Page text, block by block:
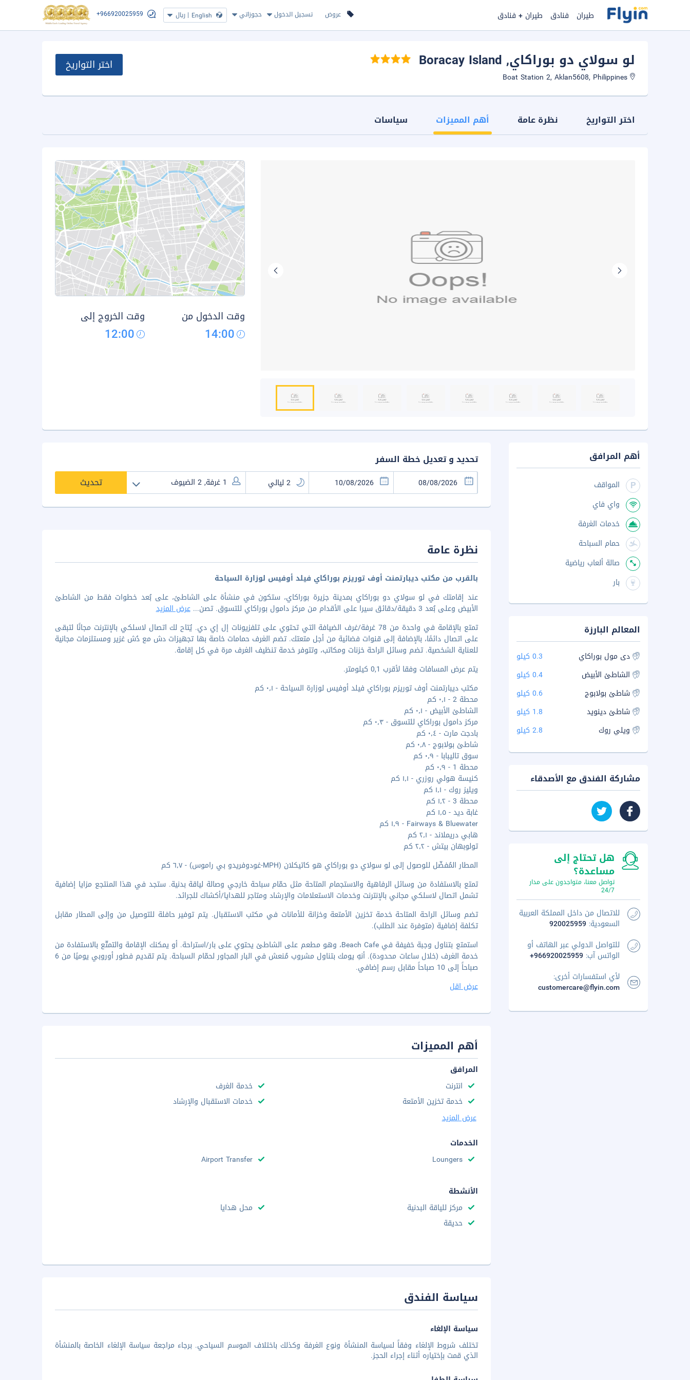
عروض تسجيل الدخول حجوزاتي English
| ريال +966920025959 طيران فنادق طيران + فنادق
لو سولاي دو بوراكاي, Boracay Island اختر التواريخ
اختر التواريخ نظرة عامة أهم المميزات سياسات
وقت الدخول من
14:00
وقت الخروج إلى
12:00
تحديد و تعديل خطة السفر
تحديث
نظرة عامة
بالقرب من مكتب ديبارتمنت أوف توريزم بوراكاي فيلد أوفيس لوزارة السياحة
عند إقامتك في لو سولاي دو بوراكاي بمدينة جزيرة بوراكاي، ستكون في منشأة على الشاطئ، على بُعد خطوات فقط من الشاطئ
الأبيض وعلى بُعد 3 دقيقة/دقائق سيرا على الأقدام من مركز دامول بوراكاي للتسوق. تصن
...عرض المزيد
تمتع بالإقامة في واحدة من 78 غرفة/غرف الضيافة التي تحتوي على تلفزيونات إل إي دي. يُتاح لك اتصال لاسلكي بالإنترنت مجانًا لتبقى
على اتصال دائمًا، بالإضافة إلى قنوات فضائية من أجل متعتك. تضم الغرف حمامات خاصة بها تجهيزات دش مع دُش غزير ومستلزمات مجانية
للعناية الشخصية. تضم وسائل الراحة خزنات ومكاتب، وتتوفر خدمة تنظيف الغرف مرة في كل إقامة.
يتم عرض المسافات وفقا لأقرب 0,1 كيلومتر.
مكتب ديبارتمنت أوف توريزم بوراكاي فيلد أوفيس لوزارة السياحة - ٠٫١ كم
محطة 2 - ٠٫١ كم
الشاطئ الأبيض - ٠٫١ كم
مركز دامول بوراكاي للتسوق - ٠٫٣ كم
بادجت مارت - ٠٫٤ كم
شاطئ بولابوج - ٠٫٨ كم
سوق تاليبابا - ٠٫٩ كم
محطة 1 - ٠٫٩ كم
كنيسة هولي روزري - ١٫١ كم
ويليز روك - ١٫١ كم
محطة 3 - ١٫٢ كم
غابة ديد - ١٫٥ كم
Fairways & Bluewater - ١٫٩ كم
هابي دريملاند - ٢٫١ كم
تولوبهان بيتش - ٢٫٢ كم
المطار المُفضّل للوصول إلى لو سولاي دو بوراكاي هو كاتيكلان (MPH-غودوفريدو بي راموس) - ٦٫٧ كم
تمتع بالاستفادة من وسائل الرفاهية والاستجمام المتاحة مثل حمّام سباحة خارجي وصالة لياقة بدنية. ستجد في هذا المنتجع مزايا إضافية
تشمل اتصال لاسلكي مجاني بالإنترنت وخدمات الاستعلامات والإرشاد ومتاجر للهدايا/أكشاك للجرائد.
تضم وسائل الراحة المتاحة خدمة تخزين الأمتعة وخزانة للأمانات في مكتب الاستقبال. يتم توفير حافلة للتوصيل من وإلى المطار مقابل
تكلفة إضافية (متوفرة عند الطلب).
استمتع بتناول وجبة خفيفة في Beach Cafe، وهو مطعم على الشاطئ يحتوي على بار/استراحة. أو يمكنك الإقامة والتمتّع بالاستفادة من
خدمة الغرف (خلال ساعات محدودة). أنهِ يومك بتناول مشروب مُنعش في البار المجاور لحمّام السباحة. يتم تقديم فطور أوروبي يوميًا من 6
صباحاً إلى 10 صباحاً مقابل رسم إضافي.
عرض اقل
أهم المميزات
المرافق
انترنت
خدمة الغرف
خدمة تخزين الأمتعة
خدمات الاستقبال والإرشاد
عرض المزيد
الخدمات
Loungers
Airport Transfer
الأنشطة
مركز للياقة البدنية
محل هدايا
حديقة
سياسة الفندق
سياسة الإلغاء
تختلف شروط الإلغاء وفقاً لسياسة المنشأة ونوع الغرفة وكذلك باختلاف الموسم السياحي. برجاء مراجعة سياسة الإلغاء الخاصة بالمنشأة
الذي قمت بإختياره أثناء إجراء الحجز.
أهم المرافق
المواقف
واي فاي
خدمات الغرفة
حمام السباحة
صالة ألعاب رياضية
بار
المعالم البارزة
دى مول بوراكاي
0.3 كيلو
الشاطئ الأبيض
0.4 كيلو
شاطئ بولابوج
0.6 كيلو
شاطئ دينويد
1.8 كيلو
ويلي روك
2.8 كيلو
مشاركة الفندق مع الأصدقاء
هل تحتاج إلى
مساعدة؟
تواصل معنا، متواجدون على مدار
24/7
للاتصال من داخل المملكة العربية
السعودية: 920025959
للتواصل الدولي عبر الهاتف أو
الواتس آب: +966920025959
لأي استفسارات أخرى:
customercare@flyin.com